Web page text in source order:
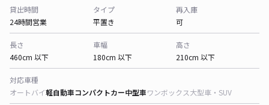
貸出時間
24時間営業
タイプ
平置き
再入庫
可
長さ
460cm 以下
車幅
180cm 以下
高さ
210cm 以下
対応車種
オートバイ軽自動車コンパクトカー中型車ワンボックス大型車・SUV